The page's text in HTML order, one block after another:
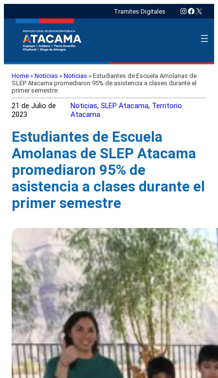
Tramites Digitales Instagram
X
Home » Noticias » Noticias » Estudiantes de Escuela Amolanas de
SLEP Atacama promediaron 95% de asistencia a clases durante el
primer semestre
21 de Julio de
2023
Noticias, SLEP Atacama, Territorio
Atacama
Estudiantes de Escuela
Amolanas de SLEP Atacama
promediaron 95% de
asistencia a clases durante el
primer semestre